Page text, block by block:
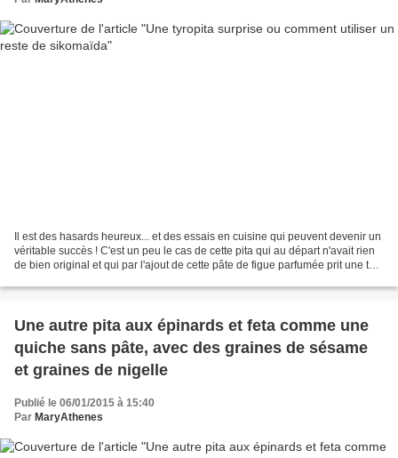
Il est des hasards heureux... et des essais en cuisine qui peuvent devenir un
véritable succès ! C'est un peu le cas de cette pita qui au départ n'avait rien
de bien original et qui par l'ajout de cette pâte de figue parfumée prit une tout
Une autre pita aux épinards et feta comme une
quiche sans pâte, avec des graines de sésame
et graines de nigelle
Publié le 06/01/2015 à 15:40
Par MaryAthenes